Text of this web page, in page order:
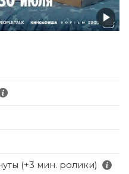
(+3 мин. ролики)